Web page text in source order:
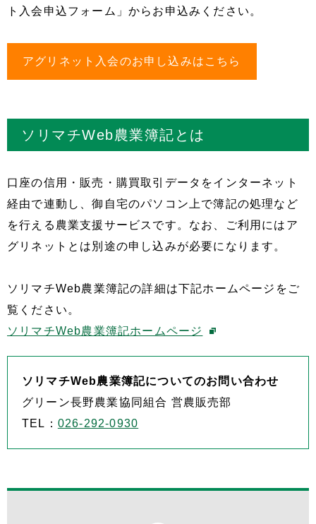
ト入会申込フォーム」からお申込みください。
アグリネット入会のお申し込みはこちら
ソリマチWeb農業簿記とは
口座の信用・販売・購買取引データをインターネット
経由で連動し、御自宅のパソコン上で簿記の処理など
を行える農業支援サービスです。なお、ご利用にはア
グリネットとは別途の申し込みが必要になります。
ソリマチWeb農業簿記の詳細は下記ホームページをご
覧ください。
ソリマチWeb農業簿記ホームページ
ソリマチWeb農業簿記についてのお問い合わせ
グリーン長野農業協同組合 営農販売部
TEL： 026-292-0930